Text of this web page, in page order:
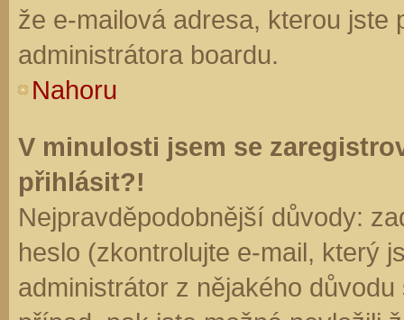
že e-mailová adresa, kterou jste
administrátora boardu.
Nahoru
V minulosti jsem se
přihlásit?!
Nejpravděpodobnější důvody:
heslo (zkontrolujte e-mail, který
administrátor z nějakého